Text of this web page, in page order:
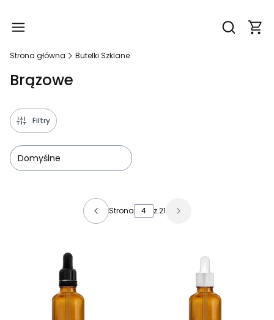
Otwórz
Strona główna Butelki Szklane
Brązowe
Filtry
Domyślne
Lista produktów
Strona z 21